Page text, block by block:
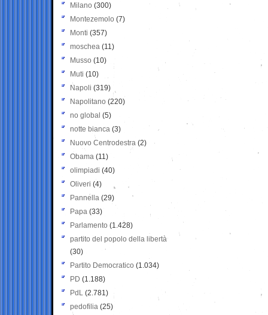
Milano (300)
Montezemolo (7)
Monti (357)
moschea (11)
Musso (10)
Muti (10)
Napoli (319)
Napolitano (220)
no global (5)
notte bianca (3)
Nuovo Centrodestra (2)
Obama (11)
olimpiadi (40)
Oliveri (4)
Pannella (29)
Papa (33)
Parlamento (1.428)
partito del popolo della libertà
(30)
Partito Democratico (1.034)
PD (1.188)
PdL (2.781)
pedofilia (25)